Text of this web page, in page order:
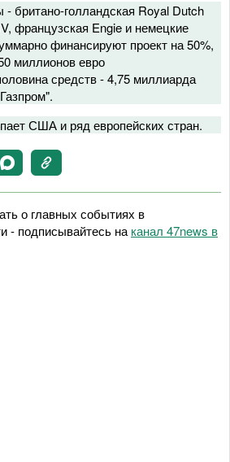
- британо-голландская Royal Dutch
французская Engie и немецкие
финансируют проект на 50%,
миллионов евро
средств - 4,75 миллиарда
США и ряд европейских стран.
о главных событиях в
- подписывайтесь на канал 47news в